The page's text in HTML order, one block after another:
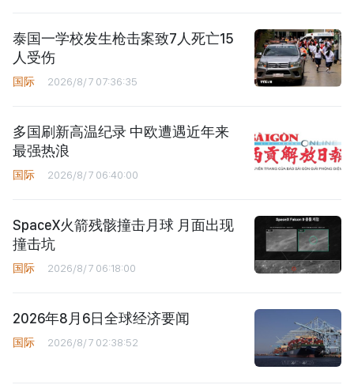
泰国一学校发生枪击案致7人死亡15
人受伤
国际 2026/8/7 07:36:35
多国刷新高温纪录 中欧遭遇近年来
最强热浪
国际 2026/8/7 06:40:00
SpaceX火箭残骸撞击月球 月面出现
撞击坑
国际 2026/8/7 06:18:00
2026年8月6日全球经济要闻
国际 2026/8/7 02:38:52